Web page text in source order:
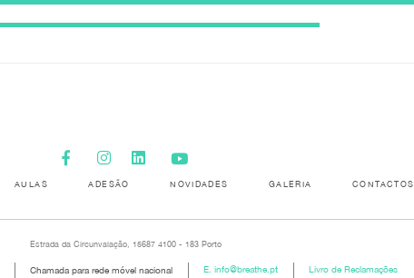
AULAS ADESÃO NOVIDADES GALERIA CONTACTOS
Estrada da Circunvalação, 15687 4100 - 183 Porto
Chamada para rede móvel nacional E.info@breathe.pt
Livro de Reclamações